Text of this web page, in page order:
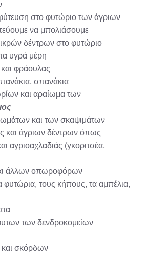
στο φυτώριο των άγριων
να μπολιάσουμε
δέντρων στο φυτώριο
υγρά μέρη
φράουλας
σπανάκια
και αραίωμα των
και των σκαψιμάτων
και άγριων δέντρων όπως
αγριοαχλαδιάς (γκοριτσέα,
άλλων οπωροφόρων
φυτώρια, τους κήπους, τα αμπέλια,
των δενδροκομείων
και σκόρδων